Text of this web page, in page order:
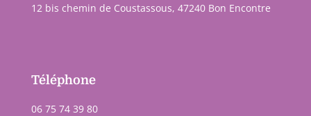
12 bis chemin de Coustassous, 47240 Bon Encontre
Téléphone
06 75 74 39 80